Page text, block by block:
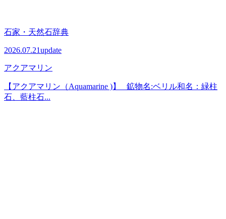
石家・天然石辞典
2026.07.21update
アクアマリン
【アクアマリン（Aquamarine )】 鉱物名:ベリル和名：緑柱
石、藍柱石...